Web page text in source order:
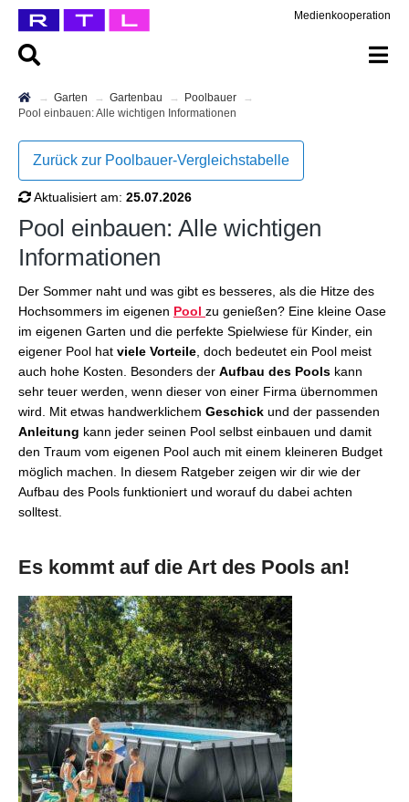
Medienkooperation
Garten Gartenbau
Poolbauer
Pool einbauen: Alle wichtigen Informationen
Zurück zur Poolbauer-Vergleichstabelle
Aktualisiert am: 25.07.2026
Pool einbauen: Alle wichtigen
Informationen
Der Sommer naht und was gibt es besseres, als die Hitze des
Hochsommers im eigenen Pool zu genießen? Eine kleine Oase
im eigenen Garten und die perfekte Spielwiese für Kinder, ein
eigener Pool hat viele Vorteile , doch bedeutet ein Pool meist
auch hohe Kosten. Besonders der Aufbau des Pools kann
sehr teuer werden, wenn dieser von einer Firma übernommen
wird. Mit etwas handwerklichem Geschick und der passenden
Anleitung kann jeder seinen Pool selbst einbauen und damit
den Traum vom eigenen Pool auch mit einem kleineren Budget
möglich machen. In diesem Ratgeber zeigen wir dir wie der
Aufbau des Pools funktioniert und worauf du dabei achten
solltest.
Es kommt auf die Art des Pools an!